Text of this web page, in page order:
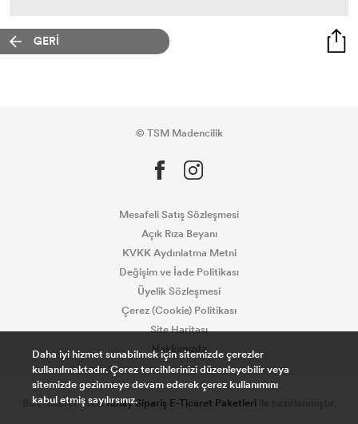
GERİ
© TSM Madencilik
Mesafeli Satış Sözleşmesi
Açık Rıza Beyanı
KVKK Aydınlatma Metni
Değişim ve İade Politikası
Üyelik Sözleşmesi
Çerez (Cookie) Politikası
Site Haritası
Hakkımızda
Bu e-ticaret sitesiKolay Sipariş E-Ticaret Paketleri
Daha iyi hizmet sunabilmek için sitemizde çerezler
kullanılmaktadır. Çerez tercihlerinizi düzenleyebilir veya
sitemizde gezinmeye devam ederek çerez kullanımını
kabul etmiş sayılırsınız.